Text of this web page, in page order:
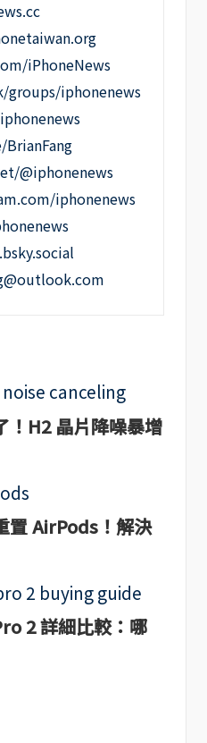
iPhoneNews
groups/iphonenews
@iphonenews
iphonenews
H2 晶片降噪暴增
置 AirPods！解決
2 詳細比較：哪